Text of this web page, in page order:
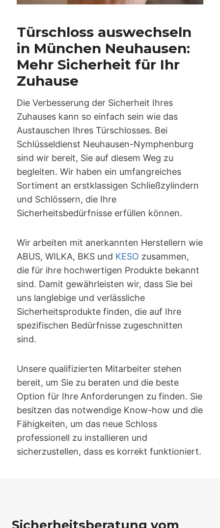
Türschloss auswechseln
in München Neuhausen:
Mehr Sicherheit für Ihr
Zuhause
Die Verbesserung der Sicherheit Ihres
Zuhauses kann so einfach sein wie das
Austauschen Ihres Türschlosses. Bei
Schlüsseldienst Neuhausen-Nymphenburg
sind wir bereit, Sie auf diesem Weg zu
begleiten. Wir haben ein umfangreiches
Sortiment an erstklassigen Schließzylindern
und Schlössern, die Ihre
Sicherheitsbedürfnisse erfüllen können.
Wir arbeiten mit anerkannten Herstellern wie
ABUS, WILKA, BKS und KESO zusammen,
die für ihre hochwertigen Produkte bekannt
sind. Damit gewährleisten wir, dass Sie bei
uns langlebige und verlässliche
Sicherheitsprodukte finden, die auf Ihre
spezifischen Bedürfnisse zugeschnitten
sind.
Unsere qualifizierten Mitarbeiter stehen
bereit, um Sie zu beraten und die beste
Option für Ihre Anforderungen zu finden. Sie
besitzen das notwendige Know-how und die
Fähigkeiten, um das neue Schloss
professionell zu installieren und
sicherzustellen, dass es korrekt funktioniert.
Sicherheitsberatung vom